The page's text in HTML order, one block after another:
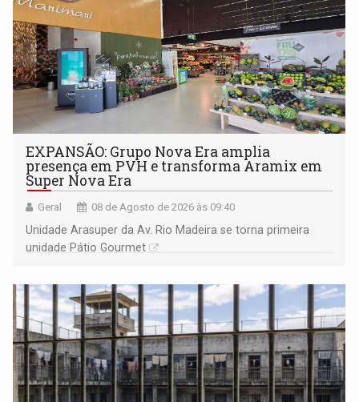
EXPANSÃO: Grupo Nova Era amplia
presença em PVH e transforma Aramix em
Super Nova Era
Geral 08 de Agosto de 2026 às 09:40
Unidade Arasuper da Av. Rio Madeira se torna primeira
unidade Pátio Gourmet